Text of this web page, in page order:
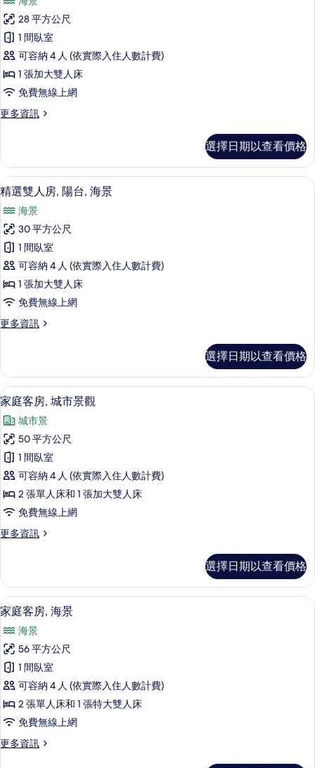
相
片
市
景
觀
的
詳
情
行
政
雙
人
房,
陽
台,
景
的
所
有
相
片
28 平方公尺
1 間臥室
可容納 4 人 (依實際入住人數計費)
1 張加大雙人床
免費無線上網
更多資訊
更
雙
人
房,
台,
海
景
的
詳
情
選擇日期以查看價格
顯
示
精
選
雙
人
房,
陽
台,
景
的
所
有
相
片
8
精選雙人房, 陽台, 海景
海景
30 平方公尺
1 間臥室
可容納 4 人 (依實際入住人數計費)
1 張加大雙人床
免費無線上網
更多資訊
更
雙
人
房,
陽
台,
海
景
的
詳
情
選擇日期以查看價格
顯
示
家
庭
客
房,
城
市
景
的
所
有
相
片
7
家庭客房, 城市景觀
城市景
50 平方公尺
1 間臥室
可容納 4 人 (依實際入住人數計費)
2 張單人床和 1 張加大雙人床
免費無線上網
更多資訊
更
客
房,
城
市
景
觀
的
詳
情
選擇日期以查看價格
顯
示
家
庭
客
房,
海
景
的
迷你吧、客房內保險箱、書桌、筆電
17
家庭客房, 海景
海景
56 平方公尺
1 間臥室
可容納 4 人 (依實際入住人數計費)
2 張單人床和 1 張特大雙人床
免費無線上網
更多資訊
更